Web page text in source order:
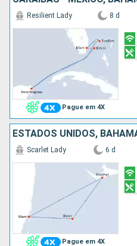
Pague em 4X
Resilient Lady 8 d
ESTADOS UNIDOS,
Pague em 4X
Scarlet Lady 6 d